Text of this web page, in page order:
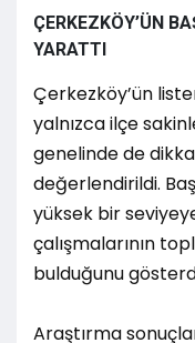
ÇERKEZKÖY’ÜN
YARATTI
Çerkezköy’ün
yalnızca ilçe
genelinde de
değerlendirildi.
yüksek bir
çalışmalarının
bulduğunu
Araştırma